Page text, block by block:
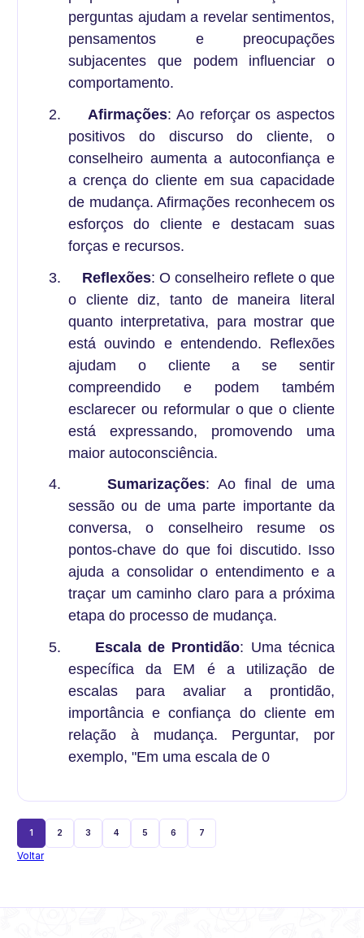
perguntas ajudam a revelar sentimentos,
pensamentos e preocupações
subjacentes que podem influenciar o
comportamento.
2.
Afirmações: Ao reforçar os aspectos
positivos do discurso do cliente, o
conselheiro aumenta a autoconfiança e
a crença do cliente em sua capacidade
de mudança. Afirmações reconhecem os
esforços do cliente e destacam suas
forças e recursos.
3.
Reflexões: O conselheiro reflete o que
o cliente diz, tanto de maneira literal
quanto interpretativa, para mostrar que
está ouvindo e entendendo. Reflexões
ajudam o cliente a se sentir
compreendido e podem também
esclarecer ou reformular o que o cliente
está expressando, promovendo uma
maior autoconsciência.
4.
Sumarizações: Ao final de uma
sessão ou de uma parte importante da
conversa, o conselheiro resume os
pontos-chave do que foi discutido. Isso
ajuda a consolidar o entendimento e a
traçar um caminho claro para a próxima
etapa do processo de mudança.
5.
Escala de Prontidão: Uma técnica
específica da EM é a utilização de
escalas para avaliar a prontidão,
importância e confiança do cliente em
relação à mudança. Perguntar, por
exemplo, "Em uma escala de 0
1 2 3 4 5 6 7
Voltar